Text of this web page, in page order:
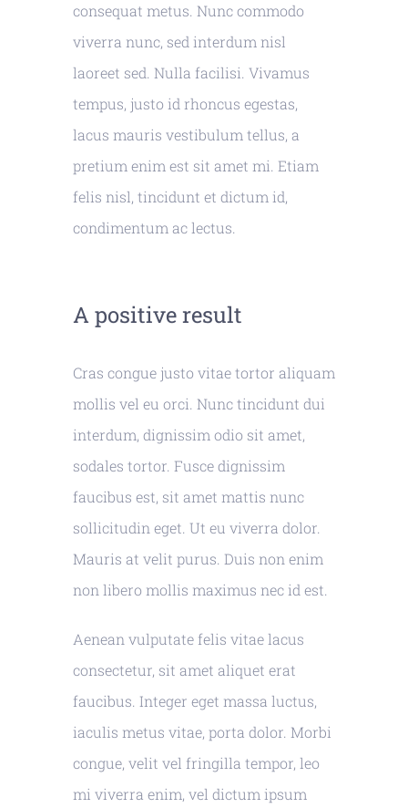
consequat metus. Nunc commodo
viverra nunc, sed interdum nisl
laoreet sed. Nulla facilisi. Vivamus
tempus, justo id rhoncus egestas,
lacus mauris vestibulum tellus, a
pretium enim est sit amet mi. Etiam
felis nisl, tincidunt et dictum id,
condimentum ac lectus.
A positive result
Cras congue justo vitae tortor aliquam
mollis vel eu orci. Nunc tincidunt dui
interdum, dignissim odio sit amet,
sodales tortor. Fusce dignissim
faucibus est, sit amet mattis nunc
sollicitudin eget. Ut eu viverra dolor.
Mauris at velit purus. Duis non enim
non libero mollis maximus nec id est.
Aenean vulputate felis vitae lacus
consectetur, sit amet aliquet erat
faucibus. Integer eget massa luctus,
iaculis metus vitae, porta dolor. Morbi
congue, velit vel fringilla tempor, leo
mi viverra enim, vel dictum ipsum